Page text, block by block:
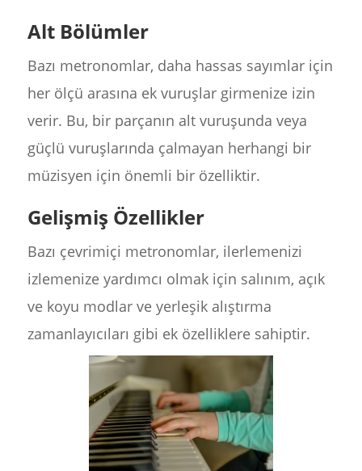
Alt Bölümler
Bazı metronomlar, daha hassas sayımlar için
her ölçü arasına ek vuruşlar girmenize izin
verir. Bu, bir parçanın alt vuruşunda veya
güçlü vuruşlarında çalmayan herhangi bir
müzisyen için önemli bir özelliktir.
Gelişmiş Özellikler
Bazı çevrimiçi metronomlar, ilerlemenizi
izlemenize yardımcı olmak için salınım, açık
ve koyu modlar ve yerleşik alıştırma
zamanlayıcıları gibi ek özelliklere sahiptir.